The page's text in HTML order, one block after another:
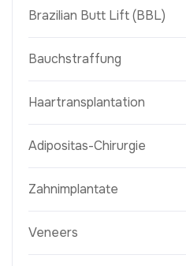
Brazilian Butt Lift (BBL)
Bauchstraffung
Haartransplantation
Adipositas-Chirurgie
Zahnimplantate
Veneers